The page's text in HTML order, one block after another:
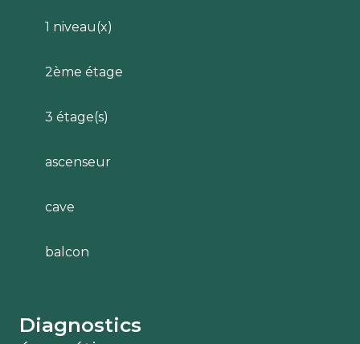
1 niveau(x)
2ème étage
3 étage(s)
ascenseur
cave
balcon
Diagnostics